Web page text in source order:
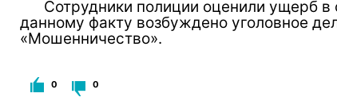
Сотрудники полиции оценили ущерб
данному факту возбуждено уголовное
«Мошенничество».
0 0